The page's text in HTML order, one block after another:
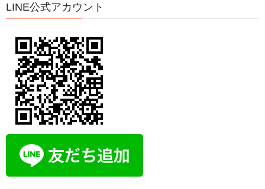
カテゴリー
おすすめ動画
ブログ
体験談
口コミ
日記
LINE公式アカウント